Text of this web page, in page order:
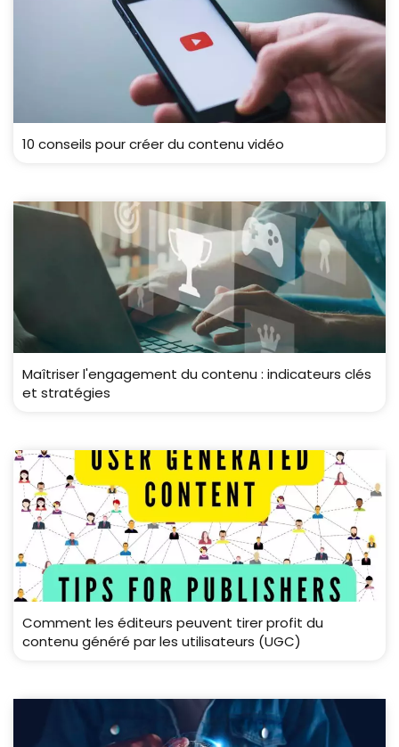
10 conseils pour créer du contenu vidéo
Maîtriser l'engagement du contenu : indicateurs clés
et stratégies
Comment les éditeurs peuvent tirer profit du
contenu généré par les utilisateurs (UGC)